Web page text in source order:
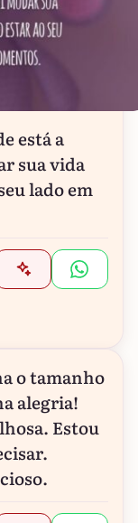
está a
sua vida
lado em
o tamanho
alegria!
Estou